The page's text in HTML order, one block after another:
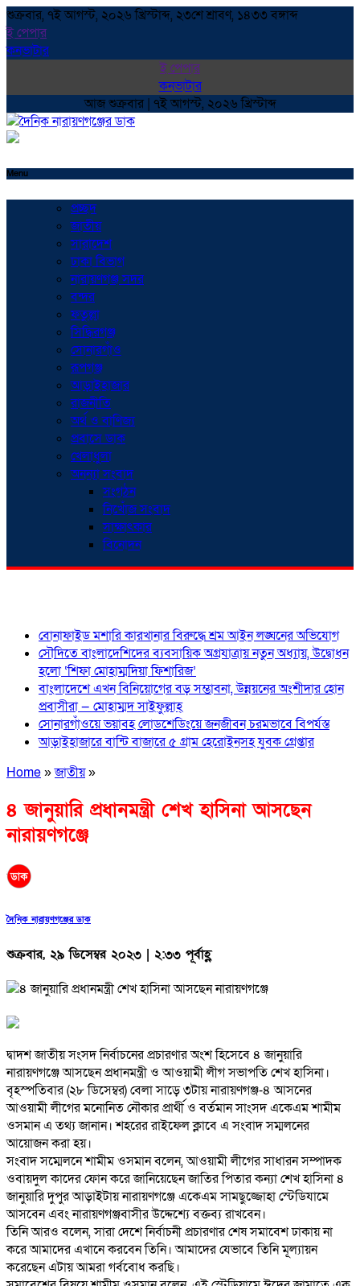
শুক্রবার, ৭ই আগস্ট, ২০২৬ খ্রিস্টাব্দ, ২৩শে শ্রাবণ, ১৪৩৩ বঙ্গাব্দ
ই পেপার
কনভাটার
ই পেপার
কনভাটার
আজ শুক্রবার | ৭ই আগস্ট, ২০২৬ খ্রিস্টাব্দ
Menu
প্রচ্ছদ
জাতীয়
সারাদেশ
ঢাকা বিভাগ
নারায়ণগঞ্জ সদর
বন্দর
ফতুল্লা
সিদ্ধিরগঞ্জ
সোনারগাঁও
রূপগঞ্জ
আড়াইহাজার
রাজনীতি
অর্থ ও বাণিজ্য
প্রবাসে ডাক
খেলাধুলা
অনন্যা সংবাদ
সংগঠন
নিখোঁজ সংবাদ
সাক্ষাৎকার
বিনোদন
বোনাফাইড মশারি কারখানার বিরুদ্ধে শ্রম আইন লঙ্ঘনের অভিযোগ
সৌদিতে বাংলাদেশিদের ব্যবসায়িক অগ্রযাত্রায় নতুন অধ্যায়, উদ্বোধন
হলো ‘শিফা মোহাম্মদিয়া ফিশারিজ’
বাংলাদেশে এখন বিনিয়োগের বড় সম্ভাবনা, উন্নয়নের অংশীদার হোন
প্রবাসীরা — মোহাম্মদ সাইফুল্লাহ্
সোনারগাঁওয়ে ভয়াবহ লোডশেডিংয়ে জনজীবন চরমভাবে বিপর্যস্ত
আড়াইহাজারে বান্টি বাজারে ৫ গ্রাম হেরোইনসহ যুবক গ্রেপ্তার
Home»জাতীয়»
৪ জানুয়ারি প্রধানমন্ত্রী শেখ হাসিনা আসছেন
নারায়ণগঞ্জে
দৈনিক নারায়ণগঞ্জের ডাক
শুক্রবার, ২৯ ডিসেম্বর ২০২৩ | ২:৩৩ পূর্বাহ্ণ
দ্বাদশ জাতীয় সংসদ নির্বাচনের প্রচারণার অংশ হিসেবে ৪ জানুয়ারি
নারায়ণগঞ্জে আসছেন প্রধানমন্ত্রী ও আওয়ামী লীগ সভাপতি শেখ হাসিনা।
বৃহস্পতিবার (২৮ ডিসেম্বর) বেলা সাড়ে ৩টায় নারায়ণগঞ্জ-৪ আসনের
আওয়ামী লীগের মনোনিত নৌকার প্রার্থী ও বর্তমান সাংসদ একেএম শামীম
ওসমান এ তথ্য জানান। শহরের রাইফেল ক্লাবে এ সংবাদ সম্মলনের
আয়োজন করা হয়।
সংবাদ সম্মেলনে শামীম ওসমান বলেন, আওয়ামী লীগের সাধারন সম্পাদক
ওবায়দুল কাদের ফোন করে জানিয়েছেন জাতির পিতার কন্যা শেখ হাসিনা ৪
জানুয়ারি দুপুর আড়াইটায় নারায়ণগঞ্জে একেএম সামছুজ্জোহা স্টেডিযামে
আসবেন এবং নারায়ণগঞ্জবাসীর উদ্দেশ্যে বক্তব্য রাখবেন।
তিনি আরও বলেন, সারা দেশে নির্বাচনী প্রচারণার শেষ সমাবেশ ঢাকায় না
করে আমাদের এখানে করবেন তিনি। আমাদের যেভাবে তিনি মূল্যায়ন
করেছেন এটায় আমরা গর্ববোধ করছি।